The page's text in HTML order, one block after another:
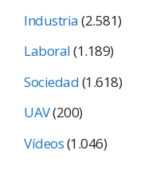
Industria(2.581)
Laboral(1.189)
Sociedad(1.618)
UAV(200)
Vídeos(1.046)